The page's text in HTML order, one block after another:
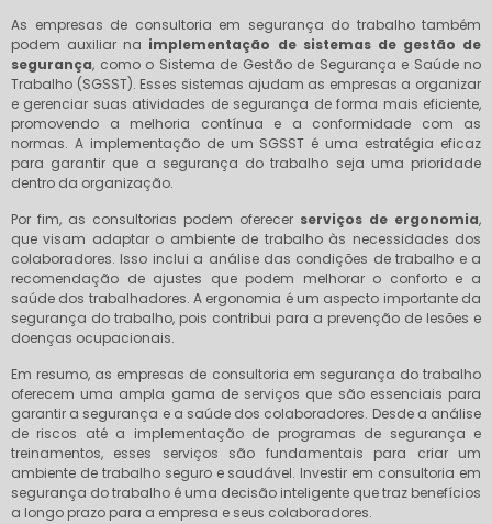
As empresas de consultoria em segurança do trabalho também
podem auxiliar na implementação de sistemas de gestão de
segurança, como o Sistema de Gestão de Segurança e Saúde no
Trabalho (SGSST). Esses sistemas ajudam as empresas a organizar
e gerenciar suas atividades de segurança de forma mais eficiente,
promovendo a melhoria contínua e a conformidade com as
normas. A implementação de um SGSST é uma estratégia eficaz
para garantir que a segurança do trabalho seja uma prioridade
dentro da organização.
Por fim, as consultorias podem oferecer serviços de ergonomia,
que visam adaptar o ambiente de trabalho às necessidades dos
colaboradores. Isso inclui a análise das condições de trabalho e a
recomendação de ajustes que podem melhorar o conforto e a
saúde dos trabalhadores. A ergonomia é um aspecto importante da
segurança do trabalho, pois contribui para a prevenção de lesões e
doenças ocupacionais.
Em resumo, as empresas de consultoria em segurança do trabalho
oferecem uma ampla gama de serviços que são essenciais para
garantir a segurança e a saúde dos colaboradores. Desde a análise
de riscos até a implementação de programas de segurança e
treinamentos, esses serviços são fundamentais para criar um
ambiente de trabalho seguro e saudável. Investir em consultoria em
segurança do trabalho é uma decisão inteligente que traz benefícios
a longo prazo para a empresa e seus colaboradores.